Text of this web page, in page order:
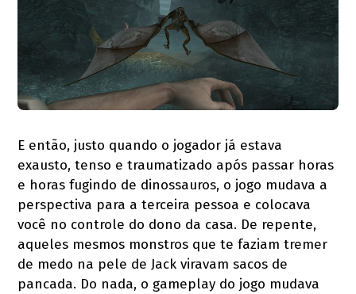
E então, justo quando o jogador já estava
exausto, tenso e traumatizado após passar horas
e horas fugindo de dinossauros, o jogo mudava a
perspectiva para a terceira pessoa e colocava
você no controle do dono da casa. De repente,
aqueles mesmos monstros que te faziam tremer
de medo na pele de Jack viravam sacos de
pancada. Do nada, o gameplay do jogo mudava